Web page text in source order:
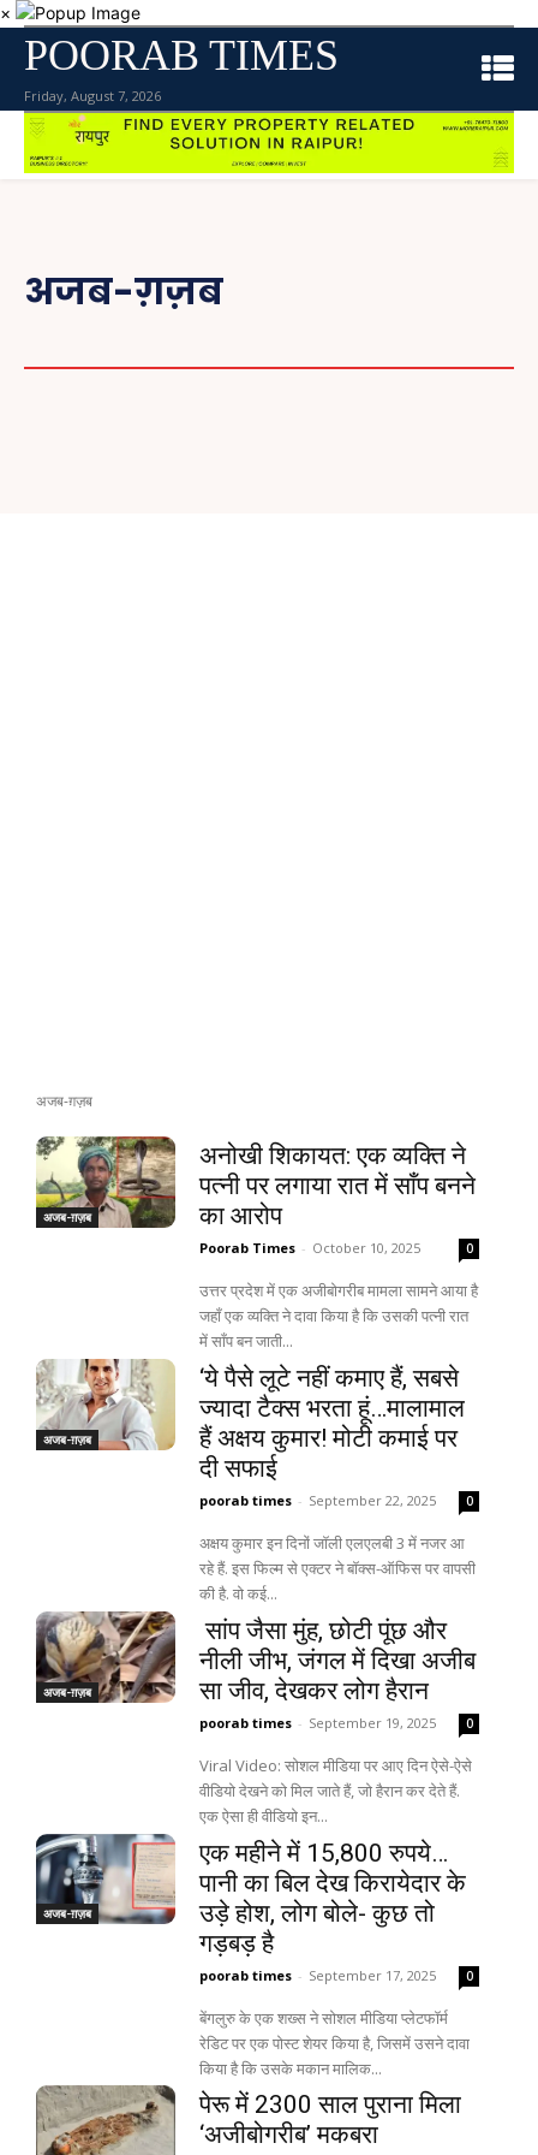
×
POORAB TIMES
Friday, August 7, 2026
अजब-ग़ज़ब
अजब-ग़ज़ब
अजब-ग़ज़ब
अनोखी शिकायत: एक व्यक्ति ने
पत्नी पर लगाया रात में साँप बनने
का आरोप
Poorab Times - October 10, 2025 0
उत्तर प्रदेश में एक अजीबोगरीब मामला सामने आया है
जहाँ एक व्यक्ति ने दावा किया है कि उसकी पत्नी रात
में साँप बन जाती...
अजब-ग़ज़ब
‘ये पैसे लूटे नहीं कमाए हैं, सबसे
ज्यादा टैक्स भरता हूं…मालामाल
हैं अक्षय कुमार! मोटी कमाई पर
दी सफाई
poorab times - September 22, 2025 0
अक्षय कुमार इन दिनों जॉली एलएलबी 3 में नजर आ
रहे हैं. इस फिल्म से एक्टर ने बॉक्स-ऑफिस पर वापसी
की है. वो कई...
अजब-ग़ज़ब
सांप जैसा मुंह, छोटी पूंछ और
नीली जीभ, जंगल में दिखा अजीब
सा जीव, देखकर लोग हैरान
poorab times - September 19, 2025 0
Viral Video: सोशल मीडिया पर आए दिन ऐसे-ऐसे
वीडियो देखने को मिल जाते हैं, जो हैरान कर देते हैं.
एक ऐसा ही वीडियो इन...
अजब-ग़ज़ब
एक महीने में 15,800 रुपये…
पानी का बिल देख किरायेदार के
उड़े होश, लोग बोले- कुछ तो
गड़बड़ है
poorab times - September 17, 2025 0
बेंगलुरु के एक शख्स ने सोशल मीडिया प्लेटफॉर्म
रेडिट पर एक पोस्ट शेयर किया है, जिसमें उसने दावा
किया है कि उसके मकान मालिक...
पेरू में 2300 साल पुराना मिला
‘अजीबोगरीब’ मकबरा